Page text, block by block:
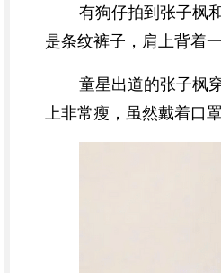
有狗仔拍到张子枫
是条纹裤子，肩上背着
童星出道的张子枫
上非常瘦，虽然戴着口